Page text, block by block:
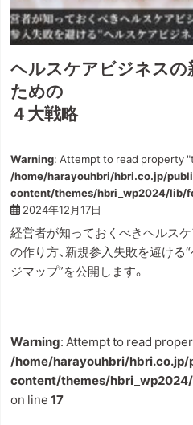
ヘルスケアビジネスの
ための
４大戦略
Warning: Attempt to read property
/home/harayouhbri/hbri.co.jp/
content/themes/hbri_wp2024/lib/
2024年12月17日
経営者が知っておくべきヘルス
の作り方、新規参入失敗を避け
ジマップ”を公開します。
Warning: Attempt to read
/home/harayouhbri/
content/themes/
on line17